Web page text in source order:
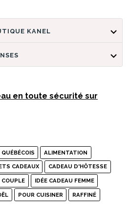
DÉCOUVREZ LA BOUTIQUE KANEL
en toute sécurité sur
ALIMENTATION
CADEAUX CADEAU D'HÔTESSE
COUPLE IDÉE CADEAU FEMME
POUR CUISINER RAFFINÉ